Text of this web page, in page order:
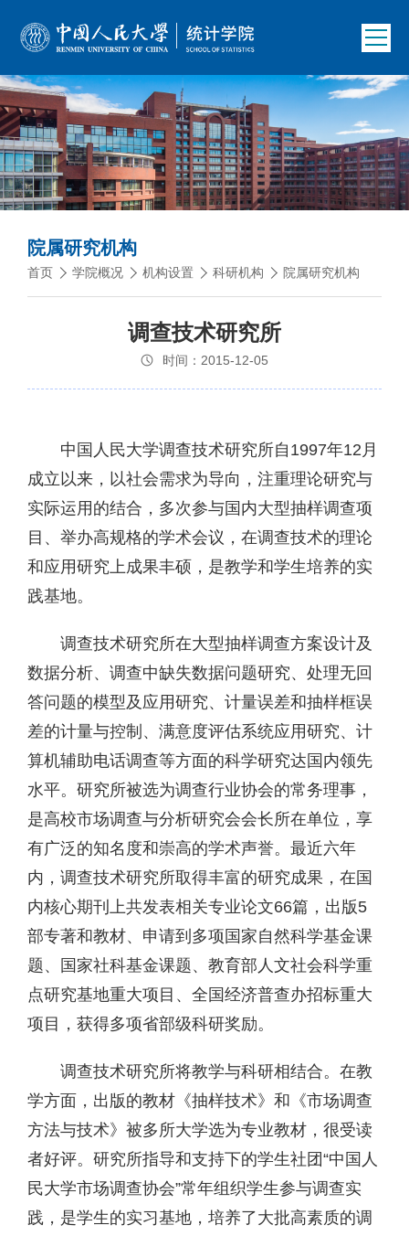
院属研究机构
首页 学院概况 机构设置 科研机构 院属研究机构
调查技术研究所
时间：2015-12-05
中国人民大学调查技术研究所自1997年12月
成立以来，以社会需求为导向，注重理论研究与
实际运用的结合，多次参与国内大型抽样调查项
目、举办高规格的学术会议，在调查技术的理论
和应用研究上成果丰硕，是教学和学生培养的实
践基地。
调查技术研究所在大型抽样调查方案设计及
数据分析、调查中缺失数据问题研究、处理无回
答问题的模型及应用研究、计量误差和抽样框误
差的计量与控制、满意度评估系统应用研究、计
算机辅助电话调查等方面的科学研究达国内领先
水平。研究所被选为调查行业协会的常务理事，
是高校市场调查与分析研究会会长所在单位，享
有广泛的知名度和崇高的学术声誉。最近六年
内，调查技术研究所取得丰富的研究成果，在国
内核心期刊上共发表相关专业论文66篇，出版5
部专著和教材、申请到多项国家自然科学基金课
题、国家社科基金课题、教育部人文社会科学重
点研究基地重大项目、全国经济普查办招标重大
项目，获得多项省部级科研奖励。
调查技术研究所将教学与科研相结合。在教
学方面，出版的教材《抽样技术》和《市场调查
方法与技术》被多所大学选为专业教材，很受读
者好评。研究所指导和支持下的学生社团“中国人
民大学市场调查协会”常年组织学生参与调查实
践，是学生的实习基地，培养了大批高素质的调